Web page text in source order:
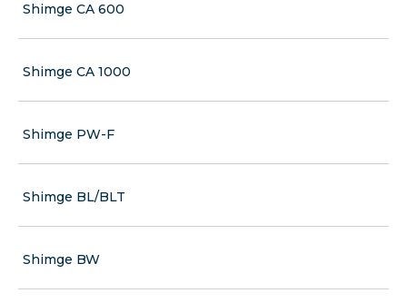
Shimge CA 600
Shimge CA 1000
Shimge PW-F
Shimge BL/BLT
Shimge BW